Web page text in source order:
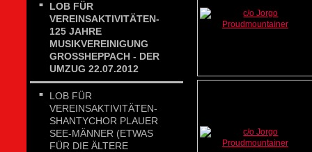
LOB FÜR
VEREINSAKTIVITÄTEN-
125 JAHRE
MUSIKVEREINIGUNG
GROSSHEPPACH - DER U
MZUG 22.07.2012
LOB FÜR
VEREINSAKTIVITÄTEN-
SHANTYCHOR PLAUER
SEE-MÄNNER (ETWAS
FÜR DIE ÄLTERE